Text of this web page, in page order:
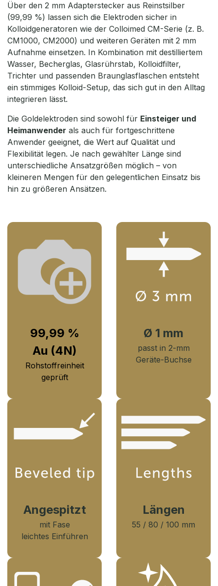
Über den 2 mm Adapterstecker aus Reinstsilber
(99,99 %) lassen sich die Elektroden sicher in
Kolloidgeneratoren wie der Colloimed CM-Serie (z. B.
CM1000, CM2000) und weiteren Geräten mit 2 mm
Aufnahme einsetzen. In Kombination mit destilliertem
Wasser, Becherglas, Glasrührstab, Kolloidfilter,
Trichter und passenden Braunglasflaschen entsteht
ein stimmiges Kolloid-Setup, das sich gut in den Alltag
integrieren lässt.
Die Goldelektroden sind sowohl für Einsteiger und
Heimanwender als auch für fortgeschrittene
Anwender geeignet, die Wert auf Qualität und
Flexibilität legen. Je nach gewählter Länge sind
unterschiedliche Ansatzgrößen möglich – von
kleineren Mengen für den gelegentlichen Einsatz bis
hin zu größeren Ansätzen.
99,99 %
Au (4N)
Rohstoffreinheit
geprüft
Ø 1 mm​
passt in 2-mm
Geräte-Buchse
Angespitzt
mit Fase
leichtes Einführen
Längen
55 / 80 / 100 mm